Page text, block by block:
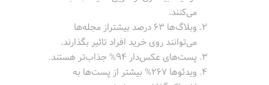
می‌کنند.
وبلاگ‌ها 63 درصد بيشتراز مجله‌ها
می‌توانند روی خرید افراد تاثیر بگذارند.
پست‌های عکس‌دار 94% جذاب‌تر هستند.
ویدئوها 267% بیشتر از پست‌ها به